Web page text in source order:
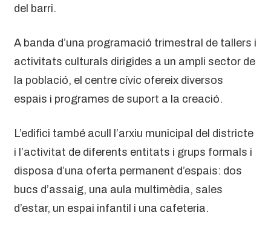
del barri.
A banda d’una programació trimestral de tallers i
activitats culturals dirigides a un ampli sector de
la població, el centre cívic ofereix diversos
espais i programes de suport a la creació.
L’edifici també acull l’arxiu municipal del districte
i l’activitat de diferents entitats i grups formals i
disposa d’una oferta permanent d’espais: dos
bucs d’assaig, una aula multimèdia, sales
d’estar, un espai infantil i una cafeteria.